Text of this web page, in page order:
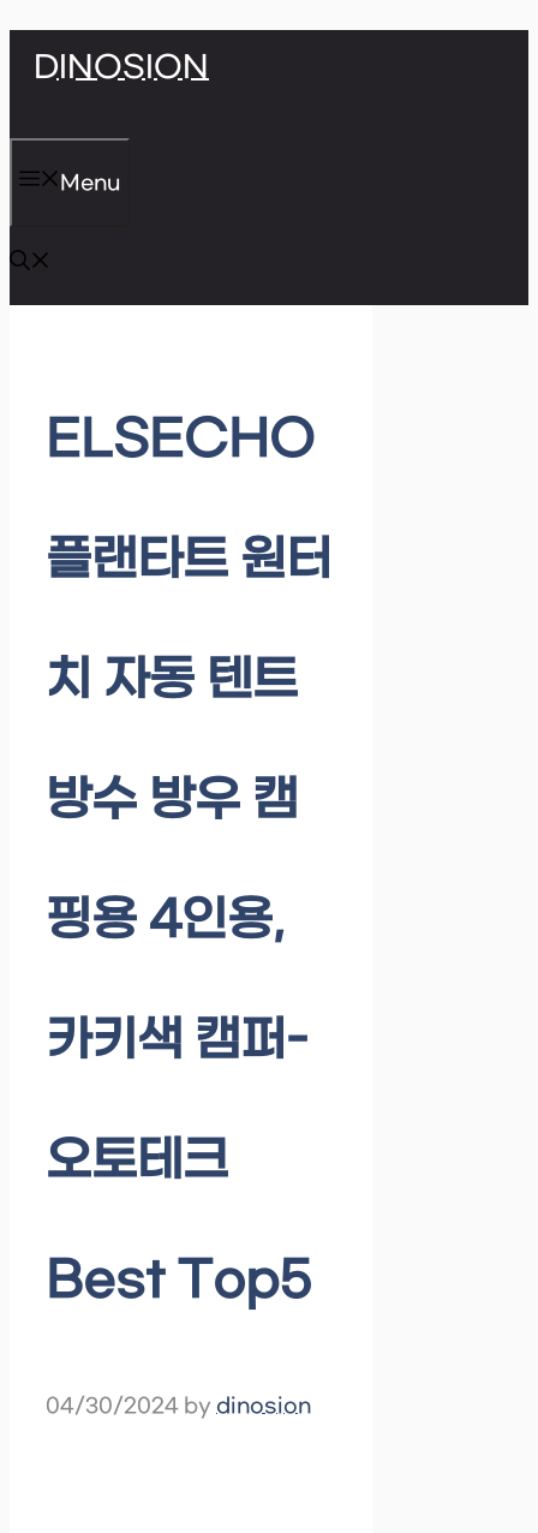
SkipDINOSION
Menu
ELSECHO
플랜타트 원터
치 자동 텐트
방수 방우 캠
핑용 4인용,
카키색 캠퍼-
오토테크
Best Top5
04/30/2024 by dinosion